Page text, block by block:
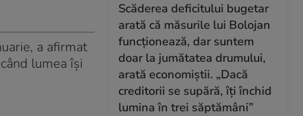
a afirmat
lumea îşi
Scăderea deficitului bugetar
arată că măsurile lui Bolojan
funcționează, dar suntem
doar la jumătatea drumului,
arată economiștii. „Dacă
creditorii se supără, îți închid
lumina în trei săptămâni”